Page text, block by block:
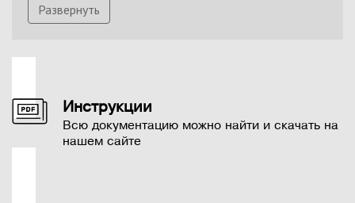
формировать фаски под нужным углом благодаря
уникальной конструкции и технологическим решениям.
промышленности, включая крупные и мелкие мебельные
производительностью, качеством выполнения работ и
высоким уровнем безопасности при эксплуатации.
Развернуть
Инструкции
Всю документацию можно найти и скачать на
нашем сайте